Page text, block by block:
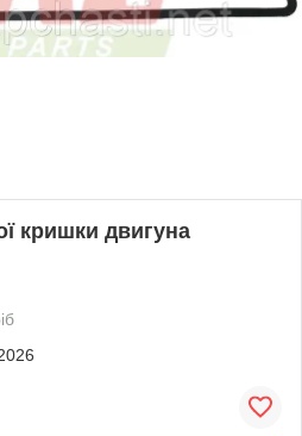
кришки двигуна